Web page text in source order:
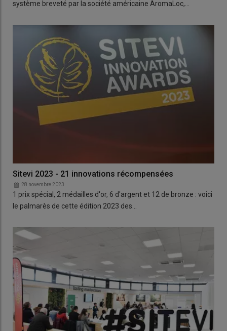
système breveté par la société américaine AromaLoc,…
Sitevi 2023 - 21 innovations récompensées
28 novembre 2023
1 prix spécial, 2 médailles d'or, 6 d'argent et 12 de bronze : voici
le palmarès de cette édition 2023 des…